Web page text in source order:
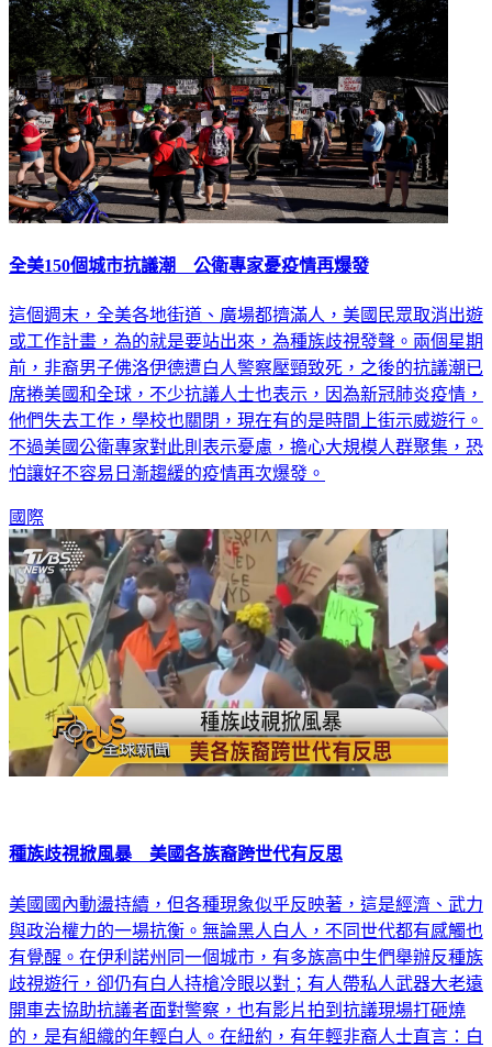
全美150個城市抗議潮 公衛專家憂疫情再爆發
這個週末，全美各地街道、廣場都擠滿人，美國民眾取消出遊
或工作計畫，為的就是要站出來，為種族歧視發聲。兩個星期
前，非裔男子佛洛伊德遭白人警察壓頸致死，之後的抗議潮已
席捲美國和全球，不少抗議人士也表示，因為新冠肺炎疫情，
他們失去工作，學校也關閉，現在有的是時間上街示威遊行。
不過美國公衛專家對此則表示憂慮，擔心大規模人群聚集，恐
怕讓好不容易日漸趨緩的疫情再次爆發。
國際
種族歧視掀風暴 美國各族裔跨世代有反思
美國國內動盪持續，但各種現象似乎反映著，這是經濟、武力
與政治權力的一場抗衡。無論黑人白人，不同世代都有感觸也
有覺醒。在伊利諾州同一個城市，有多族高中生們舉辦反種族
歧視遊行，卻仍有白人持槍冷眼以對；有人帶私人武器大老遠
開車去協助抗議者面對警察，也有影片拍到抗議現場打砸燒
的，是有組織的年輕白人。在紐約，有年輕非裔人士直言：白